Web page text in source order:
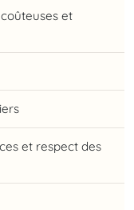
et
et respect des